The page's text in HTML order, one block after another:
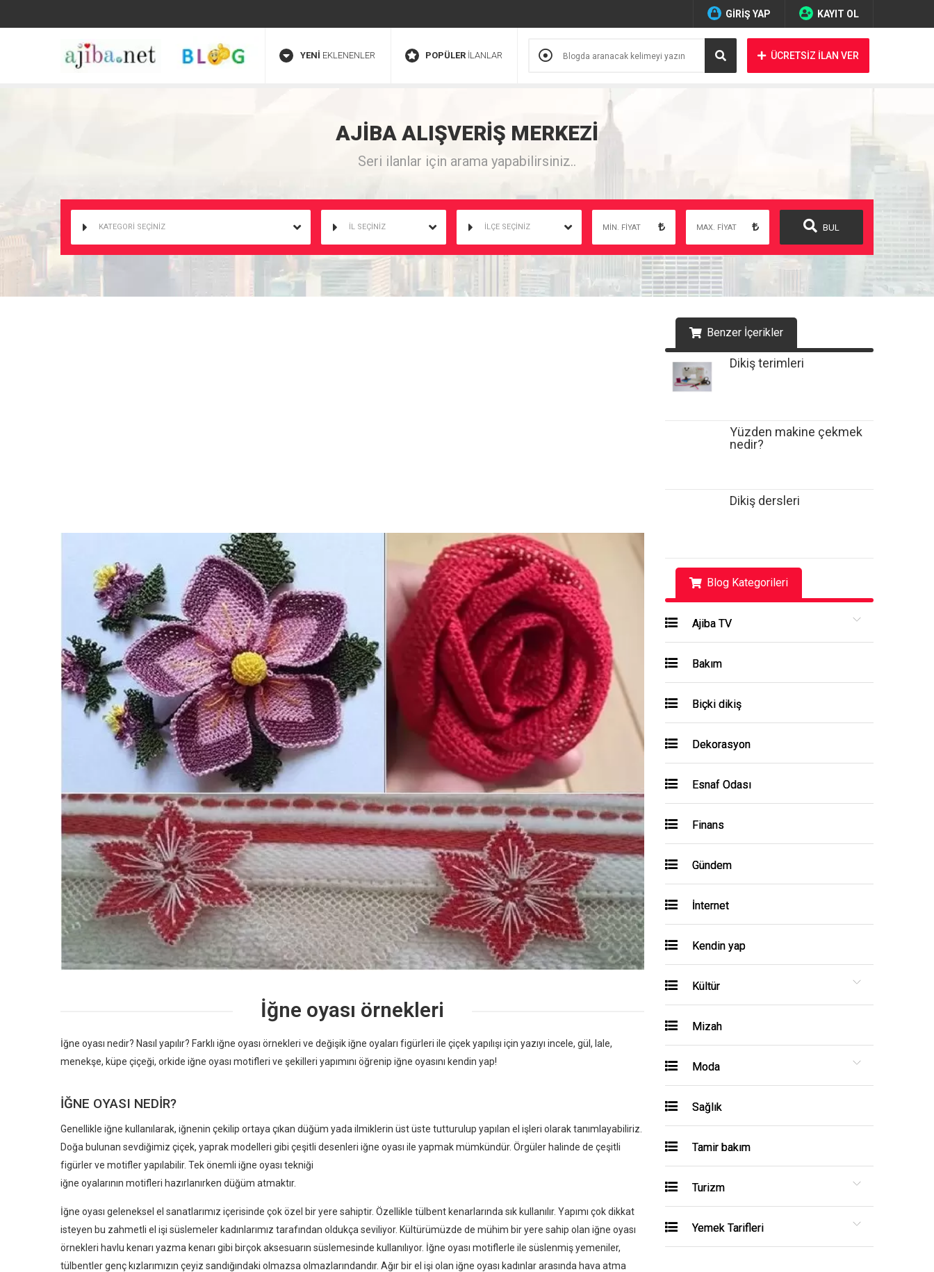
GİRİŞ YAP KAYIT OL
YENİ EKLENENLER POPÜLERİLANLAR ÜCRETSİZ İLAN VER
AJİBA ALIŞVERİŞ MERKEZİ
Seri ilanlar için arama yapabilirsiniz..
KATEGORİ SEÇİNİZ İL SEÇİNİZ İLÇE SEÇİNİZ BUL
İğne oyası örnekleri
İğne oyası nedir? Nasıl yapılır? Farklı iğne oyası örnekleri ve değişik iğne oyaları figürleri ile çiçek yapılışı için yazıyı incele, gül, lale,
menekşe, küpe çiçeği, orkide iğne oyası motifleri ve şekilleri yapımını öğrenip iğne oyasını kendin yap!
İĞNE OYASI NEDIR?
Genellikle iğne kullanılarak, iğnenin çekilip ortaya çıkan düğüm yada ilmiklerin üst üste tutturulup yapılan el işleri olarak tanımlayabiliriz.
Doğa bulunan sevdiğimiz çiçek, yaprak modelleri gibi çeşitli desenleri iğne oyası ile yapmak mümkündür. Örgüler halinde de çeşitli
figürler ve motifler yapılabilir. Tek önemli iğne oyası tekniği
iğne oyalarının motifleri hazırlanırken düğüm atmaktır.
İğne oyası geleneksel el sanatlarımız içerisinde çok özel bir yere sahiptir. Özellikle tülbent kenarlarında sık kullanılır. Yapımı çok dikkat
isteyen bu zahmetli el işi süslemeler kadınlarımız tarafından oldukça seviliyor. Kültürümüzde de mühim bir yere sahip olan iğne oyası
örnekleri havlu kenarı yazma kenarı gibi birçok aksesuarın süslemesinde kullanılıyor. İğne oyası motiflerle ile süslenmiş yemeniler,
tülbentler genç kızlarımızın çeyiz sandığındaki olmazsa olmazlarındandır. Ağır bir el işi olan iğne oyası kadınlar arasında hava atma
Benzer İçerikler
Dikiş terimleri
Yüzden makine çekmek
nedir?
Dikiş dersleri
Blog Kategorileri
Ajiba TV
Bakım
Biçki dikiş
Dekorasyon
Esnaf Odası
Finans
Gündem
İnternet
Kendin yap
Kültür
Mizah
Moda
Sağlık
Tamir bakım
Turizm
Yemek Tarifleri